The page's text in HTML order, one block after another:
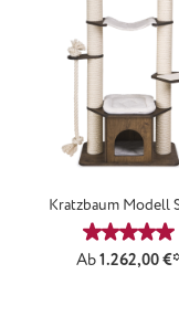
Kratzbaum Modell
Ab1.262,00